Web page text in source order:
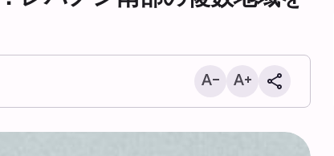
ヤヒヤ・サリー：「サウジ傭兵の
陣地を弾道ミサイルとドローンで